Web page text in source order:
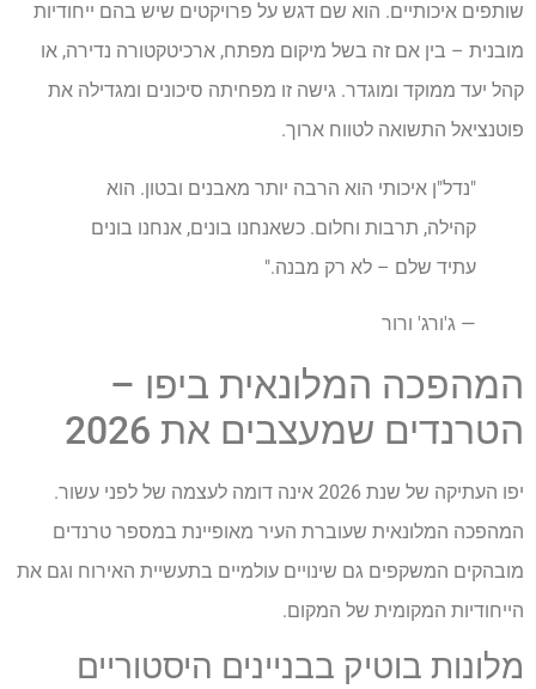
שותפים איכותיים. הוא שם דגש על פרויקטים שיש בהם ייחודיות
מובנית – בין אם זה בשל מיקום מפתח, ארכיטקטורה נדירה, או
קהל יעד ממוקד ומוגדר. גישה זו מפחיתה סיכונים ומגדילה את
פוטנציאל התשואה לטווח ארוך.
"נדל"ן איכותי הוא הרבה יותר מאבנים ובטון. הוא
קהילה, תרבות וחלום. כשאנחנו בונים, אנחנו בונים
עתיד שלם – לא רק מבנה."
— ג'ורג' ורור
המהפכה המלונאית ביפו –
הטרנדים שמעצבים את 2026
יפו העתיקה של שנת 2026 אינה דומה לעצמה של לפני עשור.
המהפכה המלונאית שעוברת העיר מאופיינת במספר טרנדים
מובהקים המשקפים גם שינויים עולמיים בתעשיית האירוח וגם את
הייחודיות המקומית של המקום.
מלונות בוטיק בבניינים היסטוריים